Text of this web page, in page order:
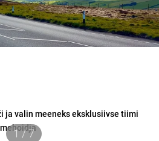
ja valin meeneks eksklusiivse tiimi
1 / 7